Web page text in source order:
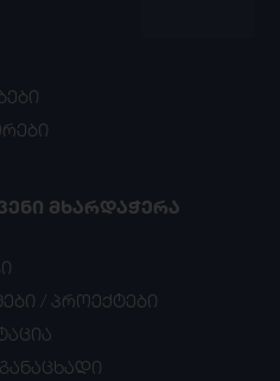
ᲛᲮᲐᲠᲓᲐᲭᲔᲠᲐ
/ პროექტები